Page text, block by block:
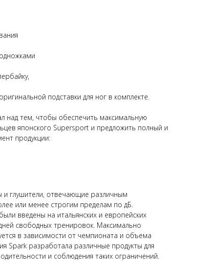
подставки для ног в комплекте.
над тем, чтобы обеспечить максимальную
японского Supersport и предложить полный и
продукции:
глушители, отвечающие различным
или менее строгим пределам по дБ.
введены на итальянских и европейских
дней свободных тренировок. Максимально
в зависимости от чемпионата и объема
Spark разработала различные продукты для
и соблюдения таких ограничений.